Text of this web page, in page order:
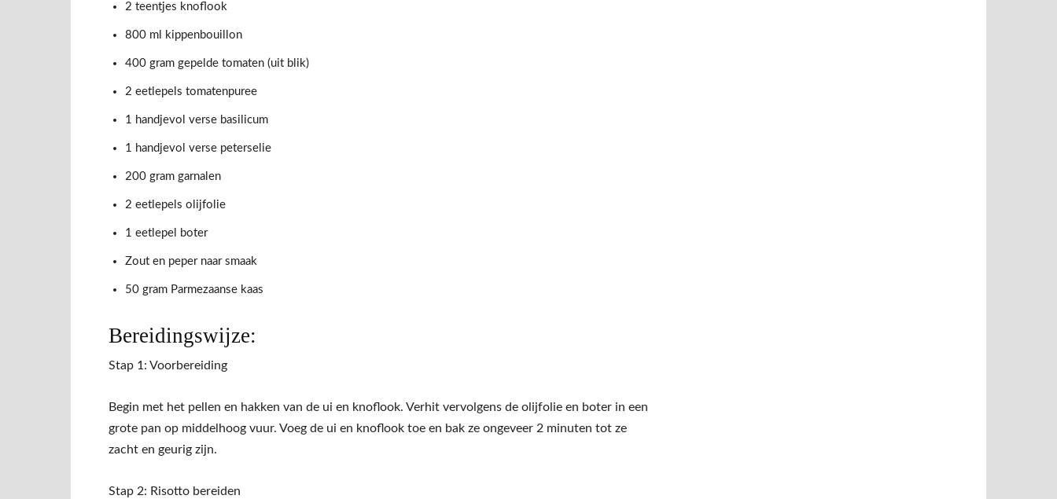
2 teentjes knoflook
800 ml kippenbouillon
400 gram gepelde tomaten (uit blik)
2 eetlepels tomatenpuree
1 handjevol verse basilicum
1 handjevol verse peterselie
200 gram garnalen
2 eetlepels olijfolie
1 eetlepel boter
Zout en peper naar smaak
50 gram Parmezaanse kaas
Bereidingswijze:
Stap 1: Voorbereiding
Begin met het pellen en hakken van de ui en knoflook. Verhit vervolgens de olijfolie en boter in een
grote pan op middelhoog vuur. Voeg de ui en knoflook toe en bak ze ongeveer 2 minuten tot ze
zacht en geurig zijn.
Stap 2: Risotto bereiden